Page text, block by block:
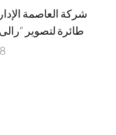
شركة العاصمة
طائرة لتصوير